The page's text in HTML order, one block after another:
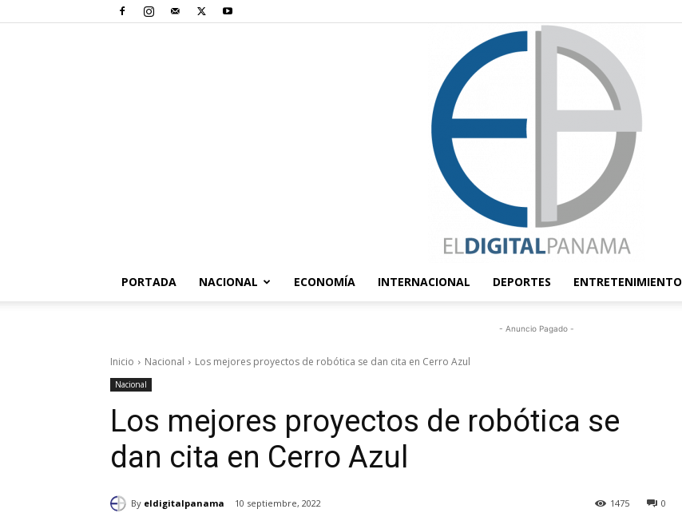
Digital
PORTADA NACIONAL ECONOMÍA INTERNACIONAL DEPORTES ENTRETENIMIENTO
- Anuncio Pagado -
Inicio Nacional Los mejores proyectos de robótica se dan cita en Cerro Azul
Nacional
Los mejores proyectos de robótica se
dan cita en Cerro Azul
By eldigitalpanama 10 septiembre, 2022 0
1475